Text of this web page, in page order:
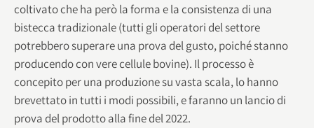
coltivato che ha però la forma e la consistenza di una
bistecca tradizionale (tutti gli operatori del settore
potrebbero superare una prova del gusto, poiché stanno
producendo con vere cellule bovine). Il processo è
concepito per una produzione su vasta scala, lo hanno
brevettato in tutti i modi possibili, e faranno un lancio di
prova del prodotto alla fine del 2022.